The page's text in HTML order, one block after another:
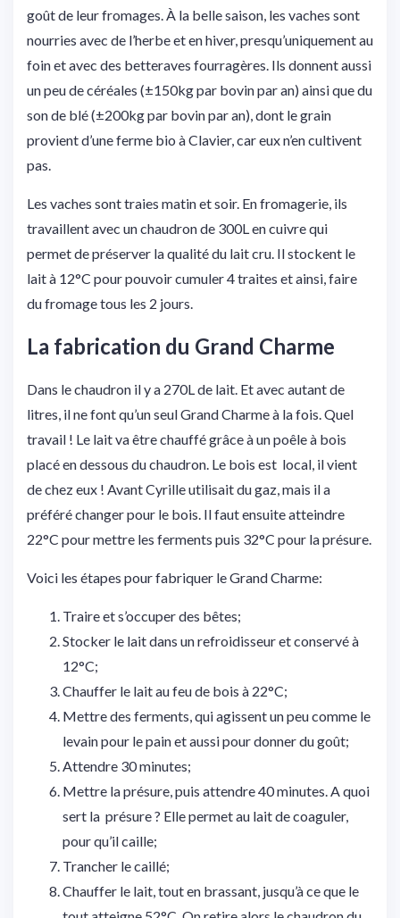
goût de leur fromages. À la belle saison, les vaches sont
nourries avec de l’herbe et en hiver, presqu’uniquement au
foin et avec des betteraves fourragères. Ils donnent aussi
un peu de céréales (±150kg par bovin par an) ainsi que du
son de blé (±200kg par bovin par an), dont le grain
provient d’une ferme bio à Clavier, car eux n’en cultivent
pas.
Les vaches sont traies matin et soir. En fromagerie, ils
travaillent avec un chaudron de 300L en cuivre qui
permet de préserver la qualité du lait cru. Il stockent le
lait à 12°C pour pouvoir cumuler 4 traites et ainsi, faire
du fromage tous les 2 jours.
La fabrication du Grand Charme
Dans le chaudron il y a 270L de lait. Et avec autant de
litres, il ne font qu’un seul Grand Charme à la fois. Quel
travail ! Le lait va être chauffé grâce à un poêle à bois
placé en dessous du chaudron. Le bois est local, il vient
de chez eux ! Avant Cyrille utilisait du gaz, mais il a
préféré changer pour le bois. Il faut ensuite atteindre
22°C pour mettre les ferments puis 32°C pour la présure.
Voici les étapes pour fabriquer le Grand Charme:
Traire et s’occuper des bêtes;
Stocker le lait dans un refroidisseur et conservé à
12°C;
Chauffer le lait au feu de bois à 22°C;
Mettre des ferments, qui agissent un peu comme le
levain pour le pain et aussi pour donner du goût;
Attendre 30 minutes;
Mettre la présure, puis attendre 40 minutes. A quoi
sert la présure ? Elle permet au lait de coaguler,
pour qu’il caille;
Trancher le caillé;
Chauffer le lait, tout en brassant, jusqu’à ce que le